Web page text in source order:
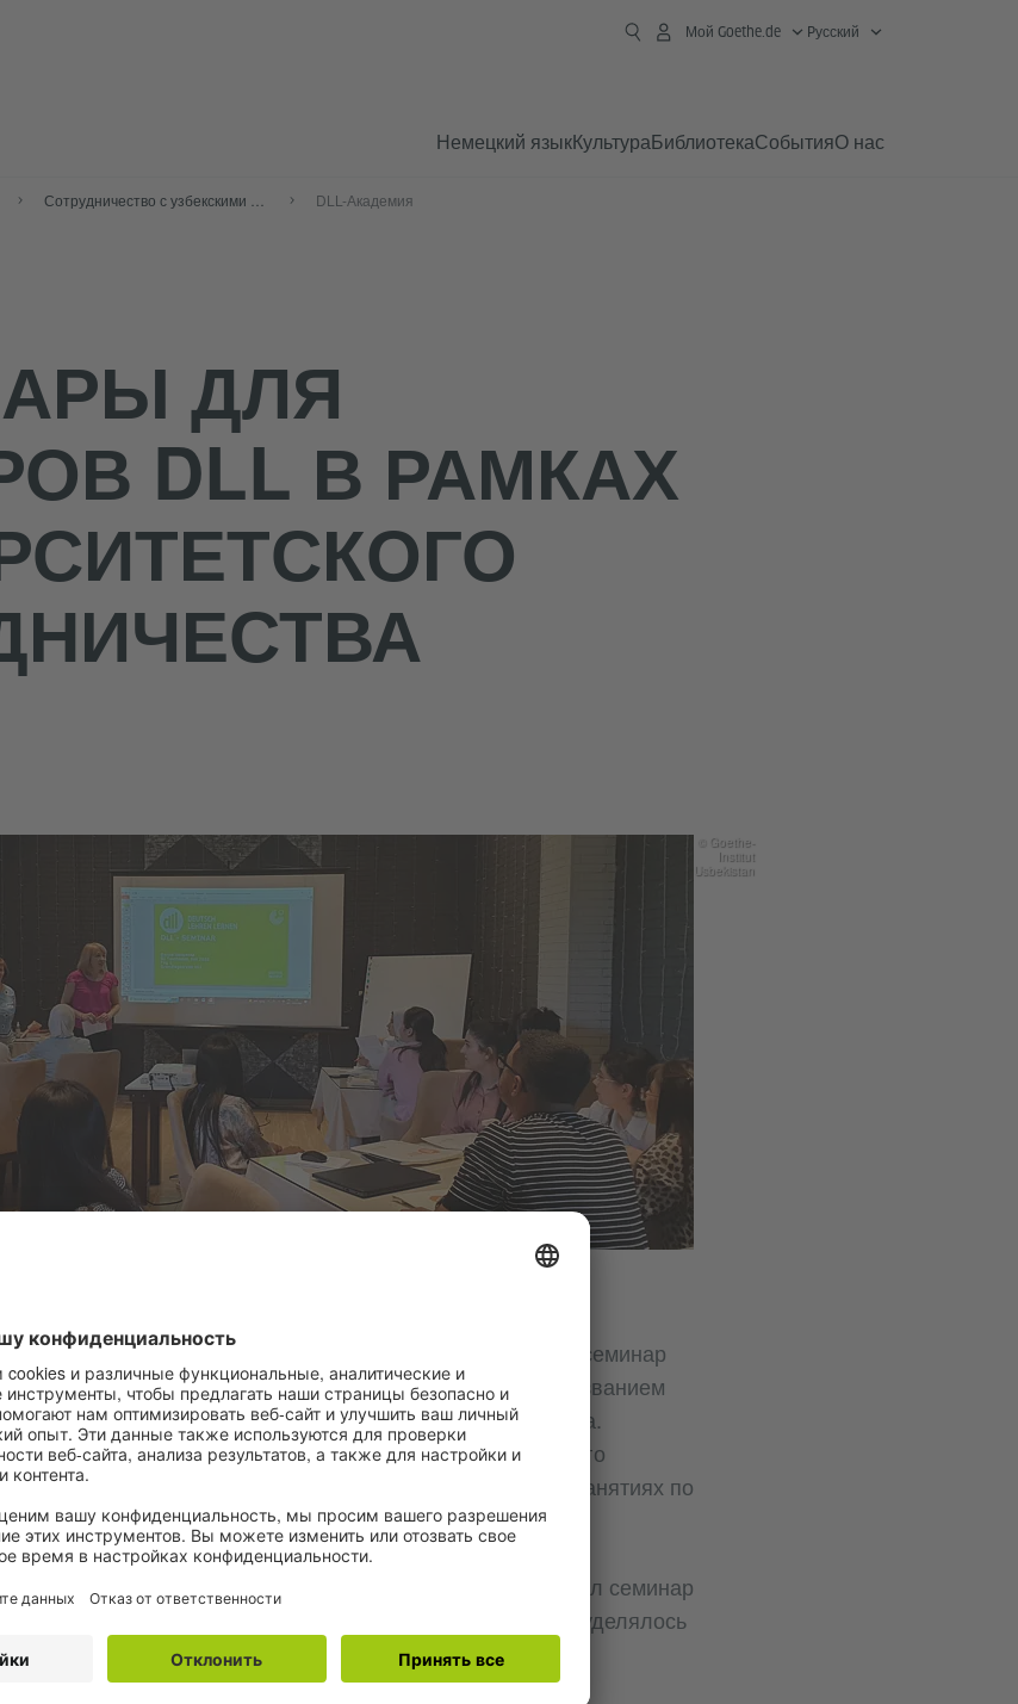
Мой Goethe.de Pусский
Немецкий языкКультураБиблиотекаСобытияО нас
DLL-Академия
ДЛЯ
DLL В РАМКАХ
© Goethe-
Institut
Usbekistan
д‑ра Дилбар Таджибаевой состоялся онлайн‑семинар
программы DLL. Семинар под названием
с детьми с Хансом Хазе» включал 4 учебных часа.
о целях, функциях и методических подходах раннего
(FFL), а также об их дидактическом применении на занятиях по
для детей.
в Ташкенте под руководством Штефана Хэринга прошёл семинар
университетского сотрудничества. Основное внимание уделялось
практики и взаимодействию с сопровождающими